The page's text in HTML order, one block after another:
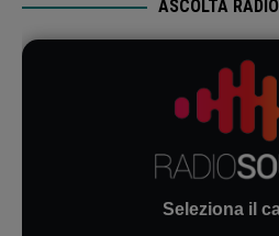
ASCOLTA
Seleziona il